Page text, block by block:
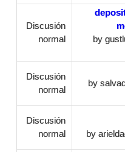
Discusión
normal
by
Discusión
normal
by
Discusión
normal
by